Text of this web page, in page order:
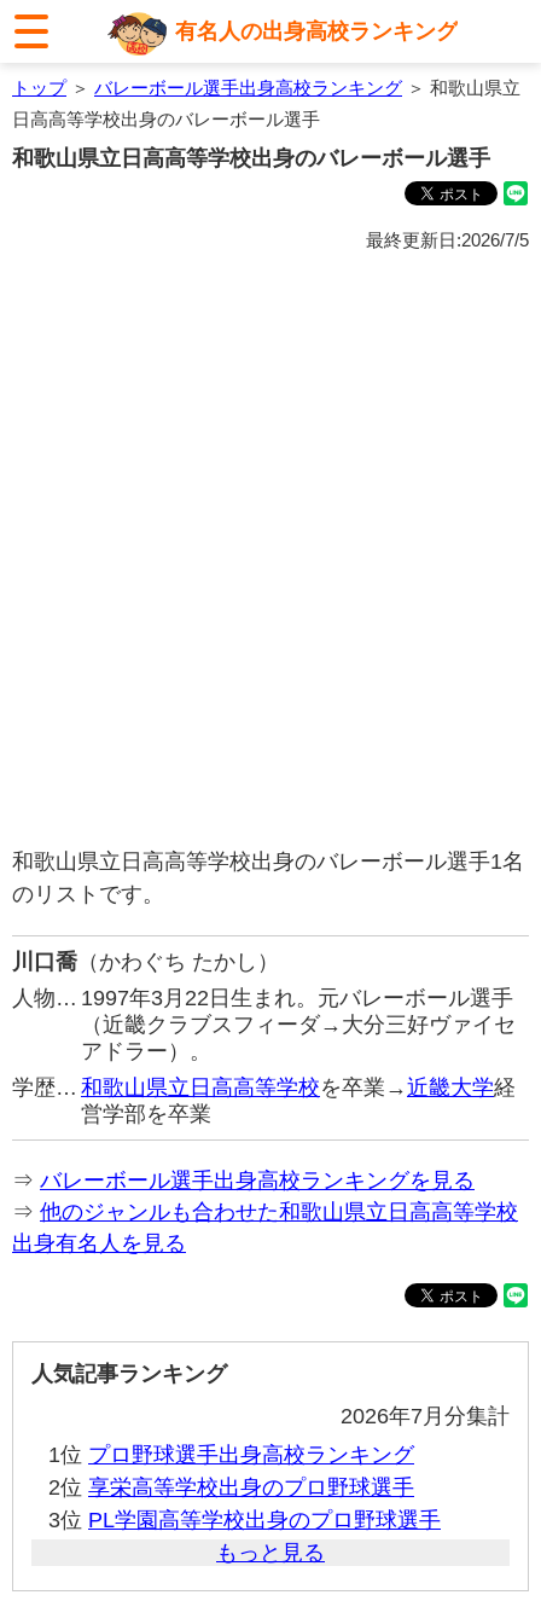
有名人の出身高校ランキング
トップ＞ バレーボール選手出身高校ランキング ＞ 和歌山県立
日高高等学校出身のバレーボール選手
和歌山県立日高高等学校出身のバレーボール選手
最終更新日:2026/7/5
和歌山県立日高高等学校出身のバレーボール選手1名
のリストです。
川口喬 （かわぐち たかし）
人物… 1997年3月22日生まれ。元バレーボール選手
（近畿クラブスフィーダ→大分三好ヴァイセ
アドラー）。
学歴… 和歌山県立日高高等学校を卒業→近畿大学経
営学部を卒業
⇒ バレーボール選手出身高校ランキングを見る
⇒ 他のジャンルも合わせた和歌山県立日高高等学校
出身有名人を見る
人気記事ランキング
2026年7月分集計
1位 プロ野球選手出身高校ランキング
2位 享栄高等学校出身のプロ野球選手
3位 PL学園高等学校出身のプロ野球選手
もっと見る